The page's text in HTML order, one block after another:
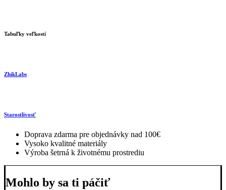
Tabuľky veľkostí
ZhikLabs
Starostlivosť
Doprava zdarma pre objednávky nad 100€
Vysoko kvalitné materiály
Výroba šetrná k životnému prostrediu
Mohlo by sa ti páčiť